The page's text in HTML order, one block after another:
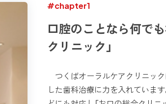
#chapter1
口腔のことなら何で
クリニック」
つくばオーラルケアクリニッ
した歯科治療に力を入れていま